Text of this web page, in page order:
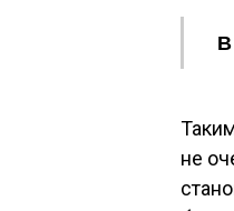
В
не